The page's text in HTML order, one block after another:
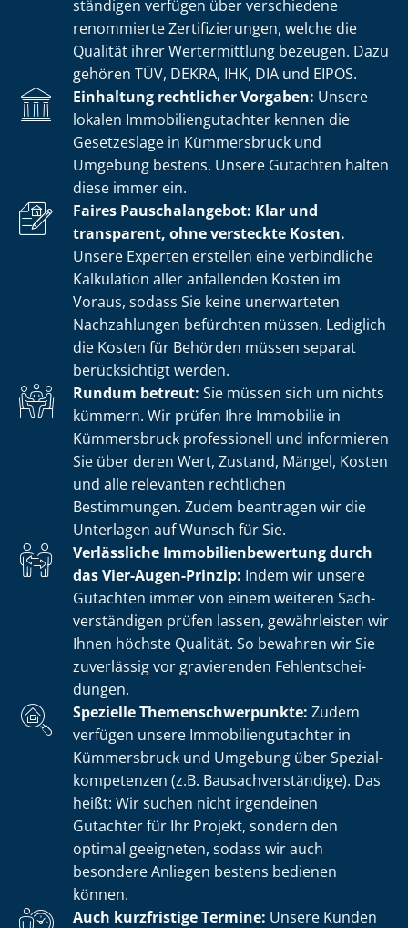
stän­di­gen verfügen über verschiedene
renommierte Zer­ti­fi­zie­run­gen, welche die
Qualität ihrer Wertermittlung bezeugen. Dazu
gehören TÜV, DEKRA, IHK, DIA und EIPOS.
Einhaltung rechtlicher Vorgaben: Unsere
lokalen Im­mo­bi­li­en­gut­ach­ter kennen die
Gesetzeslage in Kümmersbruck und
Umgebung bestens. Unsere Gutachten halten
diese immer ein.
Faires Pauschalangebot: Klar und
transparent, ohne versteckte Kosten.
Unsere Experten erstellen eine verbindliche
Kalkulation aller anfallenden Kosten im
Voraus, sodass Sie keine unerwarteten
Nachzahlungen befürchten müssen. Lediglich
die Kosten für Behörden müssen separat
berücksichtigt werden.
Rundum betreut: Sie müssen sich um nichts
kümmern. Wir prüfen Ihre Immobilie in
Kümmersbruck professionell und informieren
Sie über deren Wert, Zustand, Mängel, Kosten
und alle relevanten rechtlichen
Bestimmungen. Zudem beantragen wir die
Unterlagen auf Wunsch für Sie.
Verlässliche Im­mo­bi­li­en­be­wer­tung durch
das Vier-Augen-Prinzip: Indem wir unsere
Gutachten immer von einem weiteren Sach­
ver­stän­di­gen prüfen lassen, gewährleisten wir
Ihnen höchste Qualität. So bewahren wir Sie
zuverlässig vor gravierenden Fehl­ent­schei­
dun­gen.
Spezielle The­men­schwer­punk­te: Zudem
verfügen unsere Im­mo­bi­li­en­gut­ach­ter in
Kümmersbruck und Umgebung über Spe­zi­al­
kom­pe­ten­zen (z.B. Bau­sach­ver­stän­di­ge). Das
heißt: Wir suchen nicht irgendeinen
Gutachter für Ihr Projekt, sondern den
optimal geeigneten, sodass wir auch
besondere Anliegen bestens bedienen
können.
Auch kurzfristige Termine: Unsere Kunden